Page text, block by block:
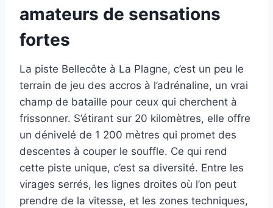
amateurs de sensations
fortes
La piste Bellecôte à La Plagne, c’est un peu le
terrain de jeu des accros à l’adrénaline, un vrai
champ de bataille pour ceux qui cherchent à
frissonner. S’étirant sur 20 kilomètres, elle offre
un dénivelé de 1 200 mètres qui promet des
descentes à couper le souffle. Ce qui rend
cette piste unique, c’est sa diversité. Entre les
virages serrés, les lignes droites où l’on peut
prendre de la vitesse, et les zones techniques,